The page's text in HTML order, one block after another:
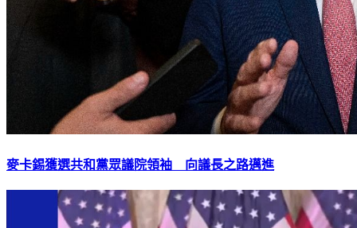
麥卡錫獲選共和黨眾議院領袖 向議長之路邁進